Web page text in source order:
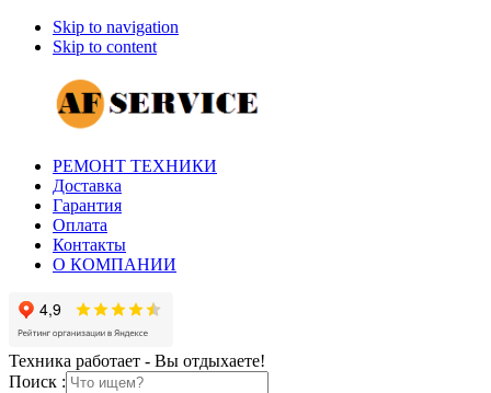
Skip to navigation
Skip to content
РЕМОНТ ТЕХНИКИ
Доставка
Гарантия
Оплата
Контакты
О КОМПАНИИ
Техника работает - Вы отдыхаете!
Поиск :